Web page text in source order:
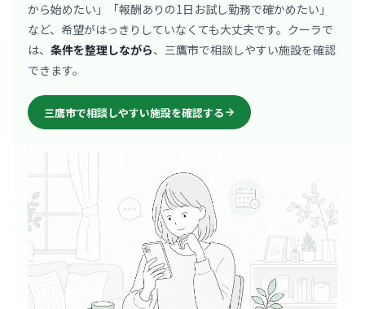
から始めたい」「報酬ありの1日お試し勤務で確かめたい」
など、希望がはっきりしていなくても大丈夫です。クーラで
は、 条件を整理しながら、三鷹市で相談しやすい施設を確認
できます。
三鷹市で相談しやすい施設を確認する